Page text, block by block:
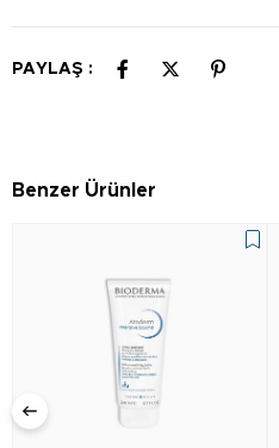
PAYLAŞ :
Benzer Ürünler